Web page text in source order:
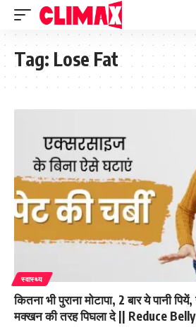
Tag: Lose Fat
स्वास्थ्य
कितना भी पुराना मोटापा, 2 बार ये पानी
मक्खन की तरह पिघला दे || Reduce